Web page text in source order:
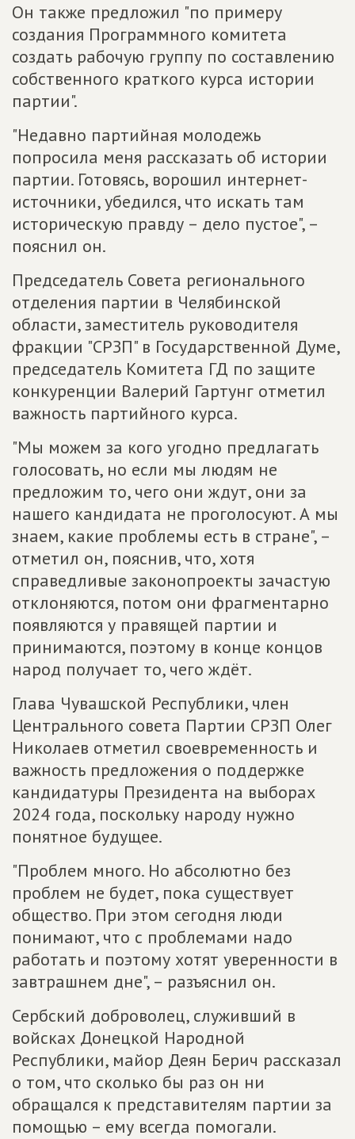
Он также предложил "по примеру
создания Программного комитета
создать рабочую группу по составлению
собственного краткого курса истории
партии".
"Недавно партийная молодежь
попросила меня рассказать об истории
партии. Готовясь, ворошил интернет-
источники, убедился, что искать там
историческую правду – дело пустое", –
пояснил он.
Председатель Совета регионального
отделения партии в Челябинской
области, заместитель руководителя
фракции "СРЗП" в Государственной Думе,
председатель Комитета ГД по защите
конкуренции Валерий Гартунг отметил
важность партийного курса.
"Мы можем за кого угодно предлагать
голосовать, но если мы людям не
предложим то, чего они ждут, они за
нашего кандидата не проголосуют. А мы
знаем, какие проблемы есть в стране", –
отметил он, пояснив, что, хотя
справедливые законопроекты зачастую
отклоняются, потом они фрагментарно
появляются у правящей партии и
принимаются, поэтому в конце концов
народ получает то, чего ждёт.
Глава Чувашской Республики, член
Центрального совета Партии СРЗП Олег
Николаев отметил своевременность и
важность предложения о поддержке
кандидатуры Президента на выборах
2024 года, поскольку народу нужно
понятное будущее.
"Проблем много. Но абсолютно без
проблем не будет, пока существует
общество. При этом сегодня люди
понимают, что с проблемами надо
работать и поэтому хотят уверенности в
завтрашнем дне", – разъяснил он.
Сербский доброволец, служивший в
войсках Донецкой Народной
Республики, майор Деян Берич рассказал
о том, что сколько бы раз он ни
обращался к представителям партии за
помощью – ему всегда помогали.